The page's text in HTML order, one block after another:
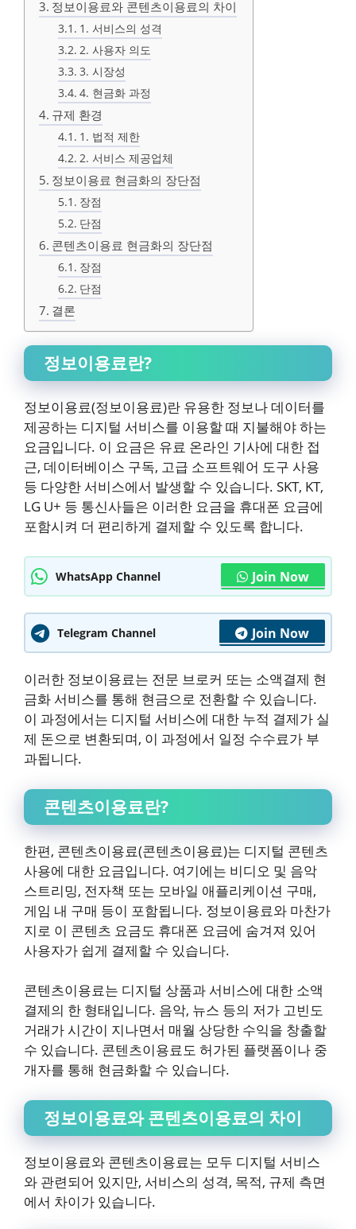
정보이용료와 콘텐츠이용료의 차이
1. 서비스의 성격
2. 사용자 의도
3. 시장성
4. 현금화 과정
규제 환경
1. 법적 제한
2. 서비스 제공업체
정보이용료 현금화의 장단점
장점
단점
콘텐츠이용료 현금화의 장단점
장점
단점
결론
정보이용료란?
정보이용료(정보이용료)란 유용한 정보나 데이터를
제공하는 디지털 서비스를 이용할 때 지불해야 하는
요금입니다. 이 요금은 유료 온라인 기사에 대한 접
근, 데이터베이스 구독, 고급 소프트웨어 도구 사용
등 다양한 서비스에서 발생할 수 있습니다. SKT, KT,
LG U+ 등 통신사들은 이러한 요금을 휴대폰 요금에
포함시켜 더 편리하게 결제할 수 있도록 합니다.
WhatsApp Channel Join Now
Telegram Channel Join Now
이러한 정보이용료는 전문 브로커 또는 소액결제 현
금화 서비스를 통해 현금으로 전환할 수 있습니다.
이 과정에서는 디지털 서비스에 대한 누적 결제가 실
제 돈으로 변환되며, 이 과정에서 일정 수수료가 부
과됩니다.
콘텐츠이용료란?
한편, 콘텐츠이용료(콘텐츠이용료)는 디지털 콘텐츠
사용에 대한 요금입니다. 여기에는 비디오 및 음악
스트리밍, 전자책 또는 모바일 애플리케이션 구매,
게임 내 구매 등이 포함됩니다. 정보이용료와 마찬가
지로 이 콘텐츠 요금도 휴대폰 요금에 숨겨져 있어
사용자가 쉽게 결제할 수 있습니다.
콘텐츠이용료는 디지털 상품과 서비스에 대한 소액
결제의 한 형태입니다. 음악, 뉴스 등의 저가 고빈도
거래가 시간이 지나면서 매월 상당한 수익을 창출할
수 있습니다. 콘텐츠이용료도 허가된 플랫폼이나 중
개자를 통해 현금화할 수 있습니다.
정보이용료와 콘텐츠이용료의 차이
정보이용료와 콘텐츠이용료는 모두 디지털 서비스
와 관련되어 있지만, 서비스의 성격, 목적, 규제 측면
에서 차이가 있습니다.